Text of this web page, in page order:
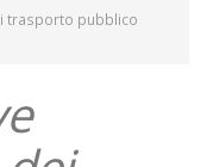
trasporto pubblico